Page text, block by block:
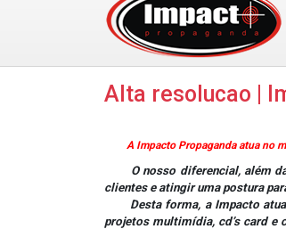
Alta resolucao |
A Impacto Propaganda atua no
O nosso diferencial, além da
clientes e atingir uma postura
Desta forma, a Impacto
projetos multimídia, cd’s card e